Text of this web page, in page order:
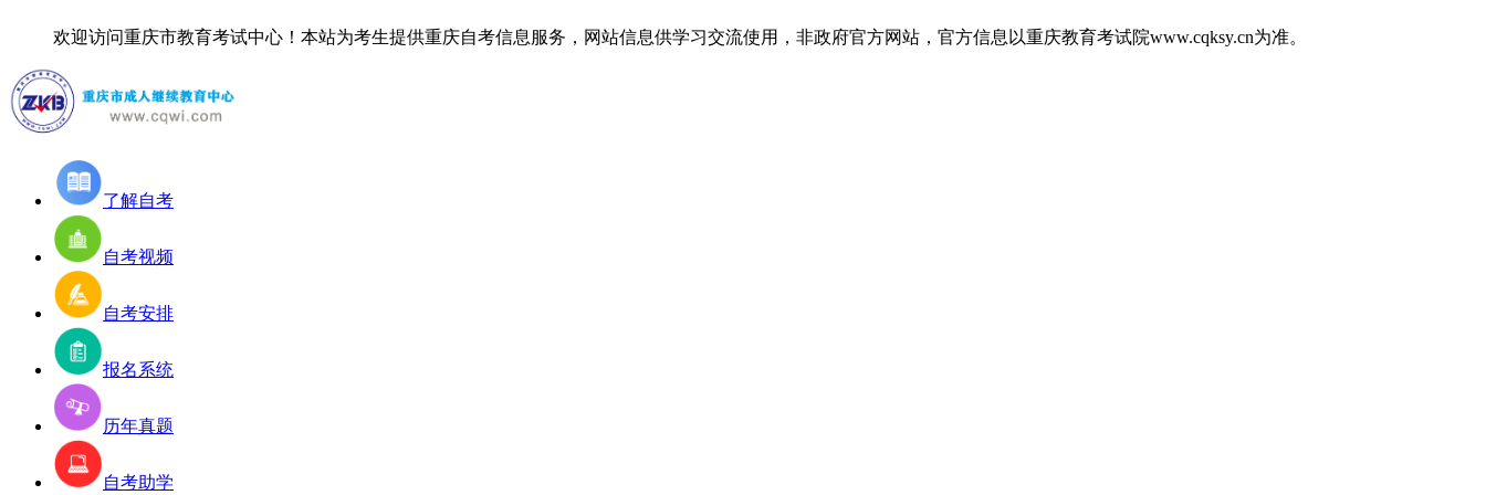
欢迎访问重庆市教育考试中心！ 本站为考生提供重庆自考信息服务，网站信息供学习交流使用，非政府官方网站，官方信息以重庆教育考试院www.cqksy.cn为准。
了解自考
自考视频
自考安排
报名系统
历年真题
自考助学